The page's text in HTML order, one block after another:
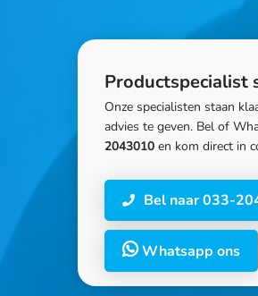
Productspecialist
Onze specialisten staan
advies te geven. Bel of
2043010 en kom direct in
Bel naar 033-
Whatsapp ons